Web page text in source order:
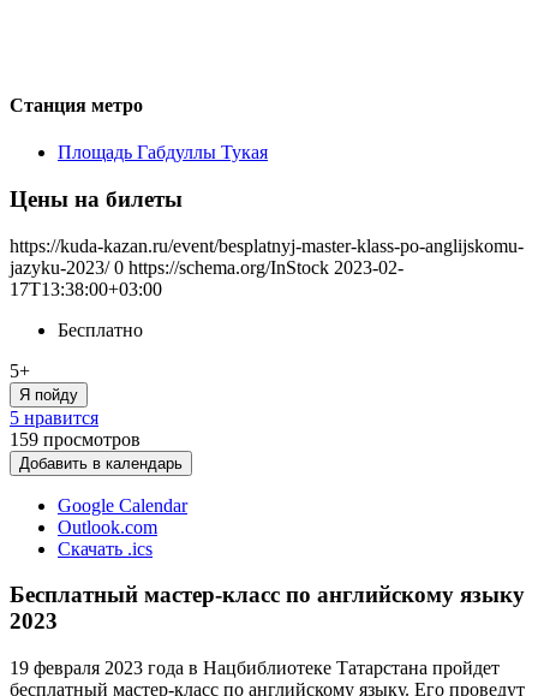
Станция метро
Площадь Габдуллы Тукая
Цены на билеты
https://kuda-kazan.ru/event/besplatnyj-master-klass-po-anglijskomu-
jazyku-2023/ 0 https://schema.org/InStock 2023-02-
17T13:38:00+03:00
Бесплатно
5+
Я пойду
5 нравится
159 просмотров
Добавить в календарь
Google Calendar
Outlook.com
Скачать .ics
Бесплатный мастер-класс по английскому языку
2023
19 февраля 2023 года в Нацбиблиотеке Татарстана пройдет
бесплатный мастер-класс по английскому языку. Его проведут